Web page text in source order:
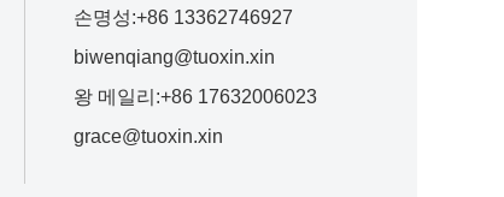
손명성:+86 13362746927
biwenqiang@tuoxin.xin
왕 메일리:+86 17632006023
grace@tuoxin.xin